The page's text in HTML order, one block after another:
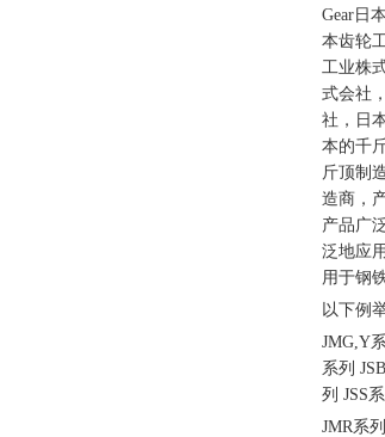
Gear日
本齿轮
工业株
式会社
社，日
本的千
斤顶制
造商，
产品广
泛地应
用于钢
以下例
JMG,Y
系列
列 JSS
JMR系